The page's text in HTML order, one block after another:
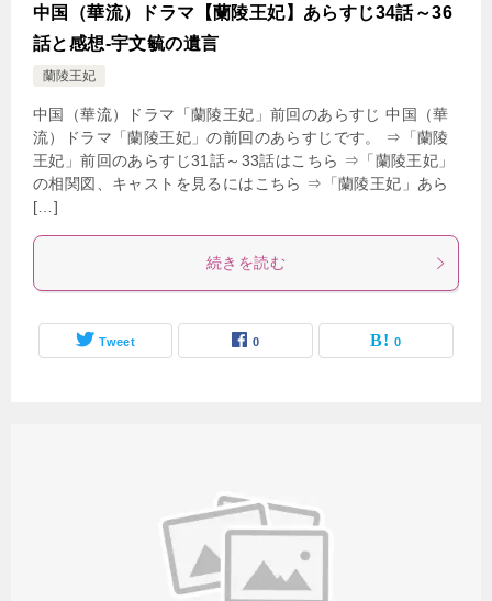
中国（華流）ドラマ【蘭陵王妃】あらすじ34話～36
話と感想-宇文毓の遺言
蘭陵王妃
中国（華流）ドラマ「蘭陵王妃」前回のあらすじ 中国（華
流）ドラマ「蘭陵王妃」の前回のあらすじです。 ⇒「蘭陵
王妃」前回のあらすじ31話～33話はこちら ⇒「蘭陵王妃」
の相関図、キャストを見るにはこちら ⇒「蘭陵王妃」あら
[…]
続きを読む
Tweet 0 0